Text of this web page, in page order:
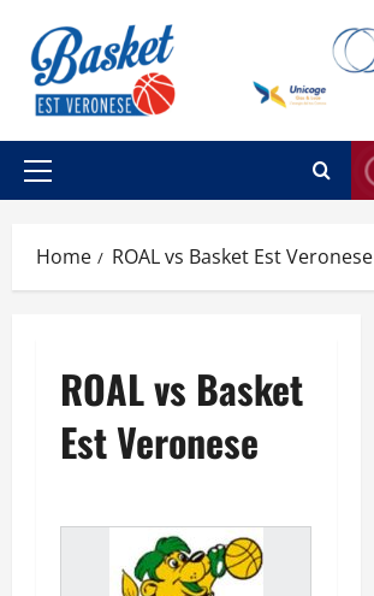
contenuto
Menu
Home ROAL vs Basket Est Veronese
ROAL vs Basket
Est Veronese